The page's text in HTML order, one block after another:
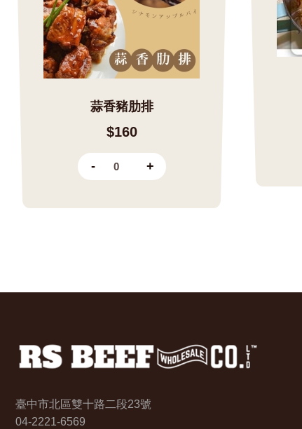
蒜香豬肋排
$160
- +
臺中市北區雙十路二段23號
04-2221-6569